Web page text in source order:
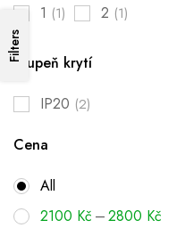
1 (1) 2 (1)
Stupeň krytí
IP20 (2)
Cena
All
2100 Kč –2800 Kč
Filters